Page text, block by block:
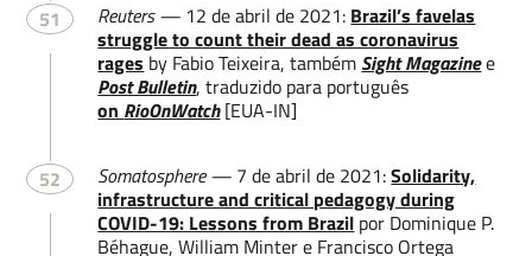
51 Reuters — 12 de abril de 2021: Brazil’s favelas
struggle to count their dead as coronavirus
rages by Fabio Teixeira, também Sight Magazinee
Post Bulletin, traduzido para português
on RioOnWatch[EUA-IN]
52 Somatosphere — 7 de abril de 2021:Solidarity,
infrastructure and critical pedagogy during
COVID-19: Lessons from Brazil por Dominique P.
Béhague, William Minter e Francisco Ortega